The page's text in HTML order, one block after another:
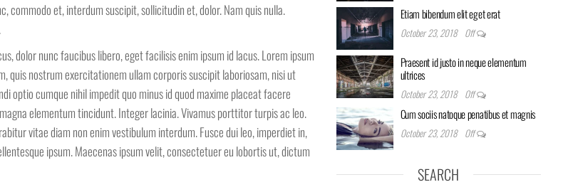
commodo et, interdum suscipit, sollicitudin et, dolor. Nam quis nulla.
dolor nunc faucibus libero, eget facilisis enim ipsum id lacus. Lorem ipsum
quis nostrum exercitationem ullam corporis suscipit laboriosam, nisi ut
optio cumque nihil impedit quo minus id quod maxime placeat facere
elementum tincidunt. Integer lacinia. Vivamus porttitor turpis ac leo.
vitae diam non enim vestibulum interdum. Fusce dui leo, imperdiet in,
ipsum. Maecenas ipsum velit, consectetuer eu lobortis ut, dictum
Etiam bibendum elit eget erat
October 23, 2018 Off
Praesent id justo in neque elementum
ultrices
October 23, 2018 Off
Cum sociis natoque penatibus et magnis
October 23, 2018 Off
SEARCH